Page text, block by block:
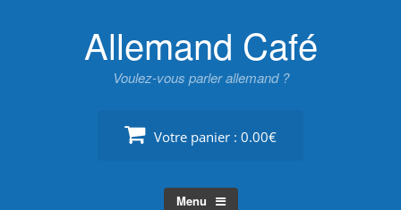
Allemand Café
Voulez-vous parler allemand ?
Votre panier : 0.00€
Menu